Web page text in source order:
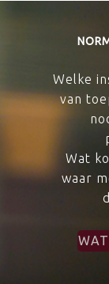
Welke
van
Wat
waar